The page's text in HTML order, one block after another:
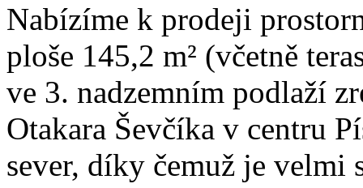
Nabízíme k prodeji
ploše 145,2 m² (včetně
ve 3. nadzemním podlaží
Otakara Ševčíka v centru
sever, díky čemuž je velmi